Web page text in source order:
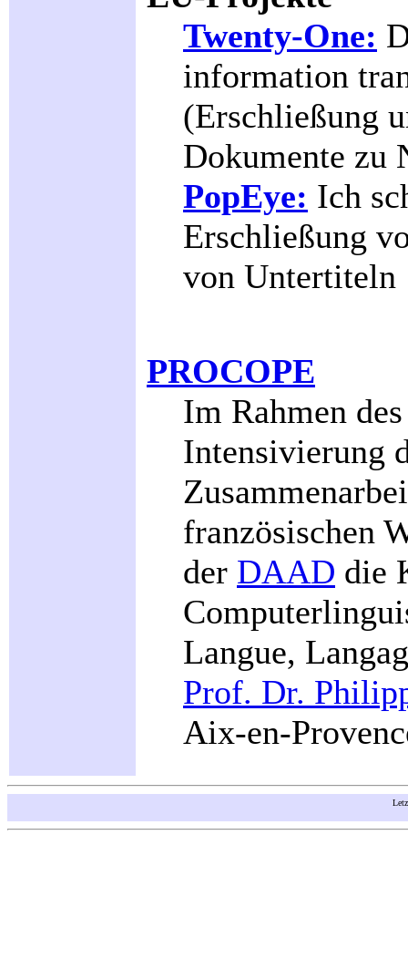
Twenty-One:
information
(Erschließung
Dokumente zu
PopEye: Ich
Erschließung
von Untertiteln
PROCOPE
Im Rahmen
Intensivierung
französischen
der DAAD die
Langue,
Prof. Dr.
Aix-en-